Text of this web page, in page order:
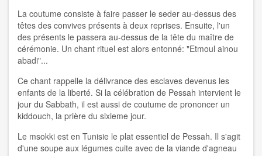
La coutume consiste à faire passer le seder au-dessus des
têtes des convives présents à deux reprises. Ensuite, l'un
des présents le passera au-dessus de la tête du maître de
cérémonie. Un chant rituel est alors entonné: "Etmoul ainou
abadi"...
Ce chant rappelle la délivrance des esclaves devenus les
enfants de la liberté. Si la célébration de Pessah intervient le
jour du Sabbath, il est aussi de coutume de prononcer un
kiddouch, la prière du sixieme jour.
Le msokki est en Tunisie le plat essentiel de Pessah. Il s'agit
d'une soupe aux légumes cuite avec de la viande d'agneau